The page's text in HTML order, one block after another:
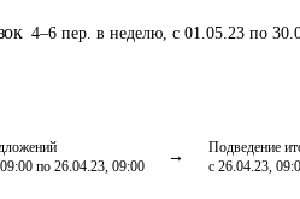
4–6 пер. в неделю, с 01.05.23 по
по 26.04.23, 09:00
Подведение
с 26.04.23,